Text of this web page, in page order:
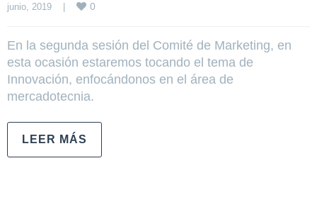
junio, 2019
0
En la segunda sesión del Comité de Marketing, en
esta ocasión estaremos tocando el tema de
Innovación, enfocándonos en el área de
mercadotecnia.
LEER MÁS